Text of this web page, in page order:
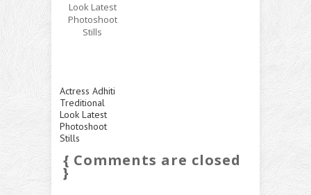
Actress Adhiti
Treditional
Look Latest
Photoshoot
Stills
{ Comments are closed
}